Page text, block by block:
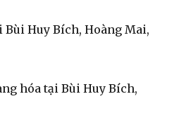
Bùi Huy Bích, Hoàng Mai,
hóa tại Bùi Huy Bích,